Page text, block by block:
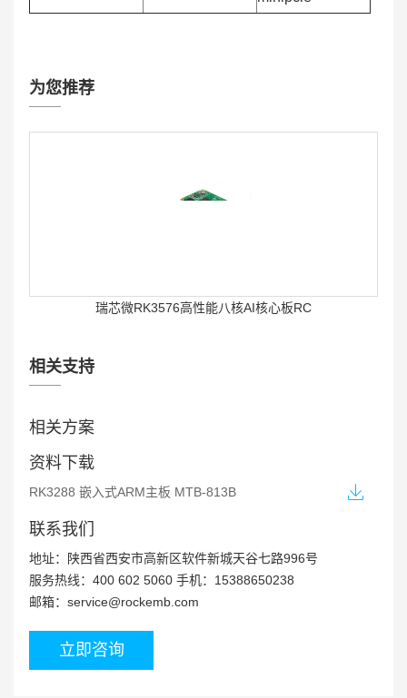
为您推荐
瑞芯微RK3576高性能八核AI核心板RC
相关支持
相关方案
资料下载
RK3288 嵌入式ARM主板 MTB-813B
联系我们
地址：陕西省西安市高新区软件新城天谷七路996号
服务热线：400 602 5060 手机：15388650238
邮箱：service@rockemb.com
立即咨询